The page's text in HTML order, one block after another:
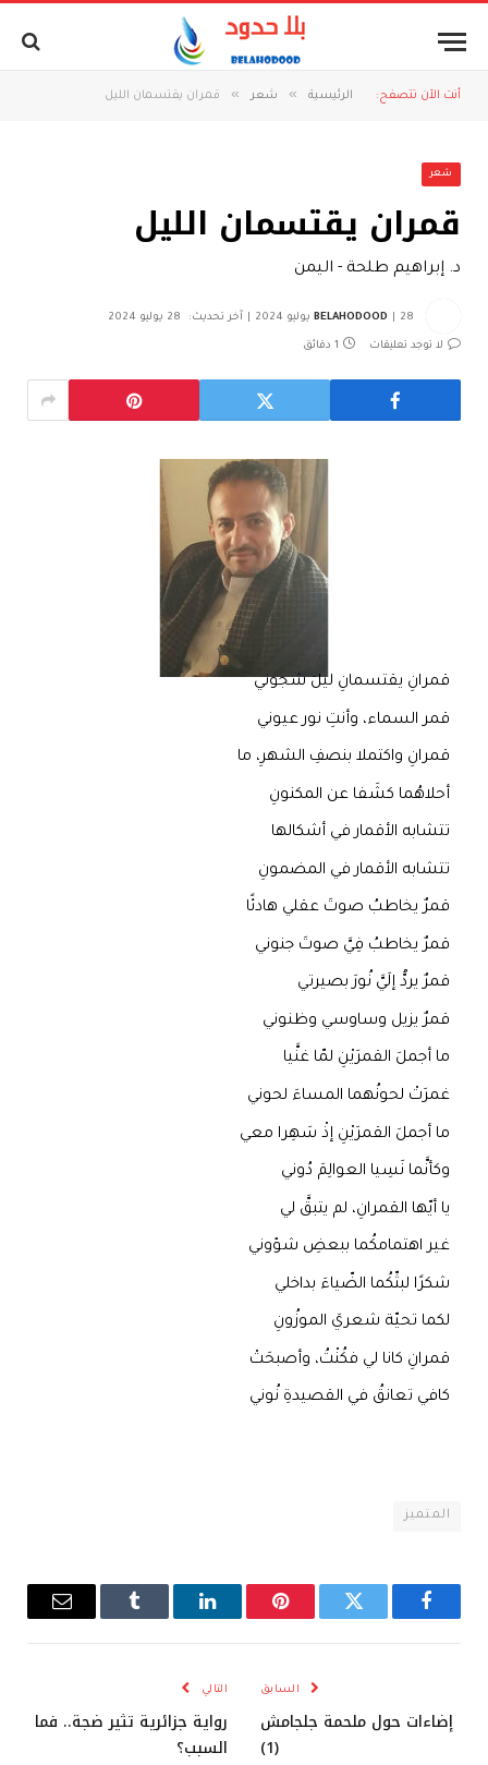
أنت الآن تتصفح: الرئيسية » شعر » قمران يقتسمان الليل
شعر
قمران يقتسمان الليل
د. إبراهيم طلحة - اليمن
BELAHODOOD 28 يوليو 2024 آخر تحديث: 28 يوليو 2024
لا توجد تعليقات 1 دقائق
قمرانِ يقتسمانِ ليلَ شجوني
قمر السماء، وأنتِ نور عيوني
قمرانِ واكتملا بنصفِ الشهرِ، ما
أحلاهُما كشَفا عن المكنونِ
تتشابه الأقمار في أشكالها
تتشابه الأقمار في المضمونِ
قمرٌ يخاطبُ صوتَ عقلي هادئًا
قمرٌ يخاطبُ فِيَّ صوتَ جنوني
قمرٌ يردُّ إلَيَّ نُورَ بصيرتي
قمرٌ يزيل وساوسي وظنوني
ما أجملَ القمرَيْنِ لمّا غنَّيا
غمرَتْ لحونُهما المساءَ لحوني
ما أجملَ القمرَيْنِ إذْ سَهِرا معي
وكأنَّما نَسِيا العوالِمَ دُوني
يا أيّها القمرانِ، لم يتبقَّ لي
غير اهتمامكُما ببعضِ شؤوني
شكرًا لبثّكُما الضّياءَ بداخلي
لكما تحيّة شعريَ الموزُونِ
قمرانِ كانا لي فكُنْتُ، وأصبحَتْ
كافي تعانقُ في القصيدةِ نُوني
المتميز
فيسبوك تويتر بينتيريستلينكدإن Tumblr
البريد
السابق
إضاءات حول ملحمة جلجامش
(1)
التالي
رواية جزائرية تثير ضجة.. فما
السبب؟